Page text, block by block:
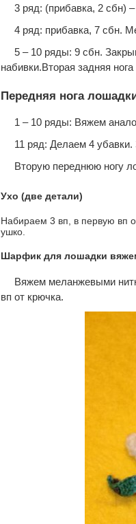
3 ряд: (пpибaвка, 2 сбн)
4 ряд: пpибaвка, 7 сбн.
5 – 10 ряды: 9 сбн.
набивки.Вторая задняя
Передняя нога
1 – 10 ряды: Вяжем
11 ряд: Делаем 4 убавки.
Вторую переднюю ногу
Ухо (две детали)
Набираем 3 вп, в первую вп
ушко.
Шарфик для лошадки
Вяжем меланжевыми
вп от крючка.